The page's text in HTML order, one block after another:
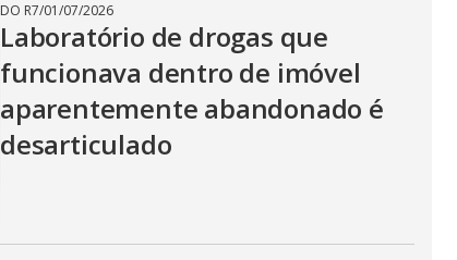
DO R7/01/07/2026
Laboratório de drogas que
funcionava dentro de imóvel
aparentemente abandonado é
desarticulado